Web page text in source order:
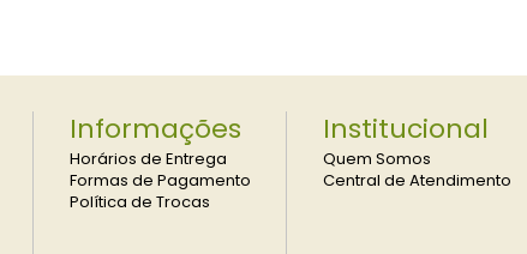
Informações
Horários de Entrega
Formas de Pagamento
Política de Trocas
Institucional
Quem Somos
Central de Atendimento